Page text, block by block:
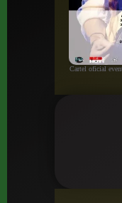
Cartel oficial